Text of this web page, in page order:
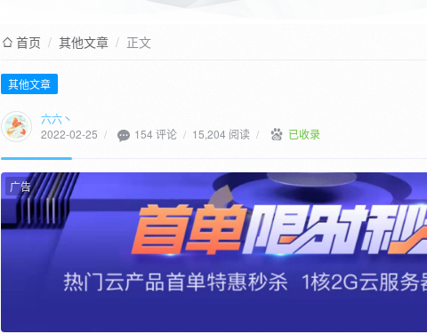
首页 / 其他文章 / 正文
其他文章
六六丶
2022-02-25 / 154 评论 / 15,204 阅读 / 已收录
广告